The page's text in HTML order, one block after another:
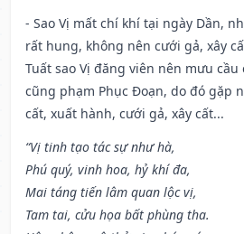
- Sao Vị mất chí khí tại ngày Dần,
rất hung, không nên cưới gả, xây
Tuất sao Vị đăng viên nên mưu
cũng phạm Phục Đoạn, do đó gặp
cất, xuất hành, cưới gả, xây cất...
“Vị tinh tạo tác sự như hà,
Phú quý, vinh hoa, hỷ khí đa,
Mai táng tiến lâm quan lộc vị,
Tam tai, cửu họa bất phùng tha.